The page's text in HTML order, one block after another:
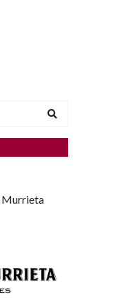
Murrieta